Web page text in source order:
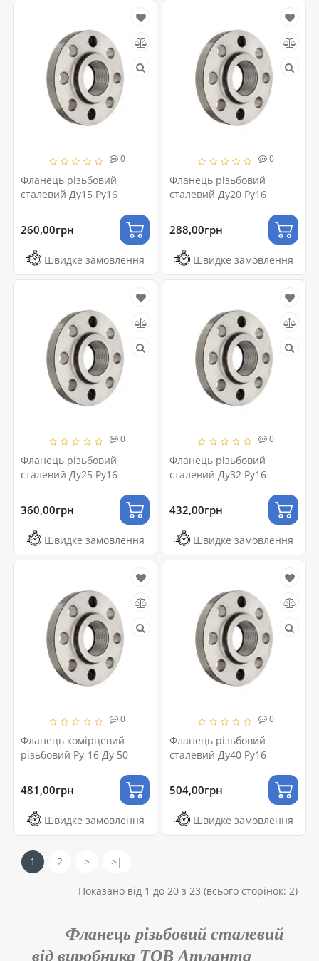
0
Фланець різьбовий
сталевий Ду15 Ру16
260,00грн
Швидке замовлення
0
Фланець різьбовий
сталевий Ду20 Ру16
288,00грн
Швидке замовлення
0
Фланець різьбовий
сталевий Ду25 Ру16
360,00грн
Швидке замовлення
0
Фланець різьбовий
сталевий Ду32 Ру16
432,00грн
Швидке замовлення
0
Фланець комірцевий
різьбовий Ру-16 Ду 50
481,00грн
Швидке замовлення
0
Фланець різьбовий
сталевий Ду40 Ру16
504,00грн
Швидке замовлення
1 2 > >|
Показано від 1 до 20 з 23 (всього сторінок: 2)
Фланець різьбовий сталевий
від виробника ТОВ Атланта